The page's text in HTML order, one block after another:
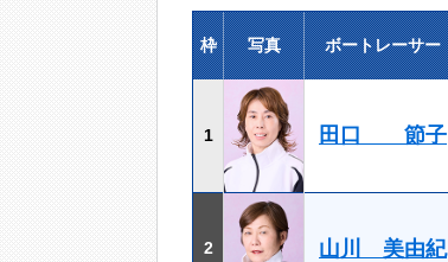
枠 写真 ボートレーサー
1 田口 節子
2 山川 美由紀